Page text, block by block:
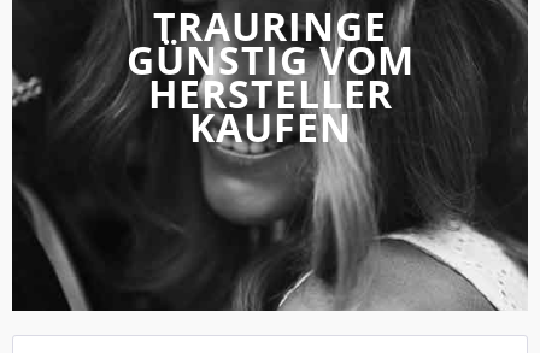
TRAURINGE
GÜNSTIG VOM
HERSTELLER
KAUFEN